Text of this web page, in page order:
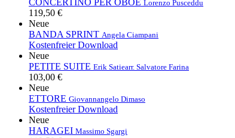
CONCERTINO PER OBOE Lorenzo Pusceddu
119,50 €
Neue
BANDA SPRINT Angela Ciampani
Kostenfreier Download
Neue
PETITE SUITE Erik Satiearr. Salvatore Farina
103,00 €
Neue
ETTORE Giovannangelo Dimaso
Kostenfreier Download
Neue
HARAGEI Massimo Sgargi